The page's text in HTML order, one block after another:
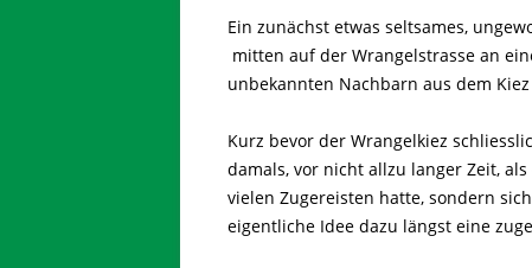
Ein zunächst etwas seltsames,
mitten auf der Wrangelstrasse an
unbekannten Nachbarn aus dem
Kurz bevor der Wrangelkiez
damals, vor nicht allzu langer Zeit,
vielen Zugereisten hatte, sondern
eigentliche Idee dazu längst eine